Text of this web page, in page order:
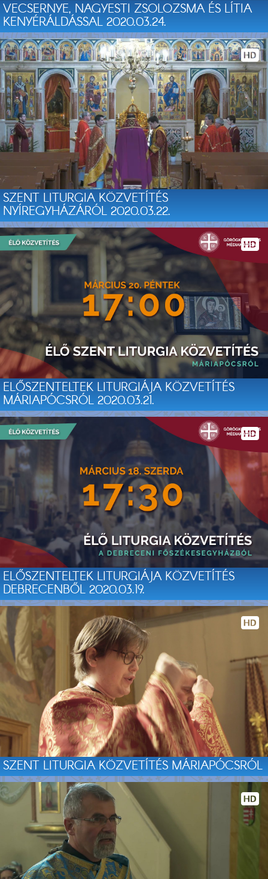
VECSERNYE, NAGYESTI ZSOLOZSMA ÉS LÍTIA
KENYÉRÁLDÁSSAL 2020.03.24.
SZENT LITURGIA KÖZVETÍTÉS
NYÍREGYHÁZÁRÓL 2020.03.22.
ELŐSZENTELTEK LITURGIÁJA KÖZVETÍTÉS
MÁRIAPÓCSRÓL 2020.03.21.
ELŐSZENTELTEK LITURGIÁJA KÖZVETÍTÉS
DEBRECENBŐL 2020.03.19.
SZENT LITURGIA KÖZVETÍTÉS MÁRIAPÓCSRÓL